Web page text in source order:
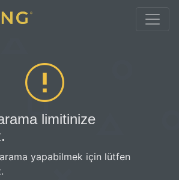
limitinize
yapabilmek için lütfen